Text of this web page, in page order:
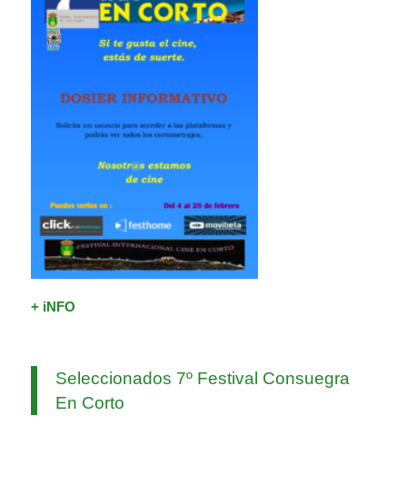
+ iNFO
Seleccionados 7º Festival Consuegra
En Corto